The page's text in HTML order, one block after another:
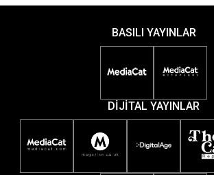
BASILI YAYINLAR
DİJİTAL YAYINLAR